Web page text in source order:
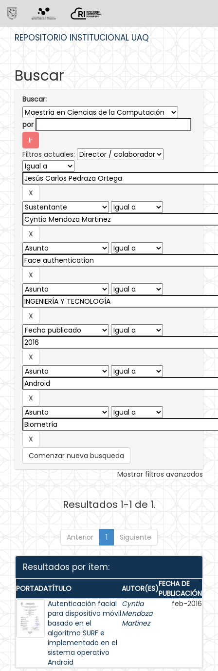
REPOSITORIO INSTITUCIONAL UAQ
Buscar
Buscar:
por
Filtros actuales:
Comenzar nueva busqueda
Mostrar filtros avanzados
Resultados 1-1 de 1.
Anterior 1 Siguiente
Resultados por ítem:
PORTADATÍTULO AUTOR(ES)FECHA DE
PUBLICACIÓN
Autenticación facial
para dispositivo móvil
basado en el
algoritmo SURF e
implementado en el
sistema operativo
Android
Cyntia
Mendoza
Martinez
feb-2016